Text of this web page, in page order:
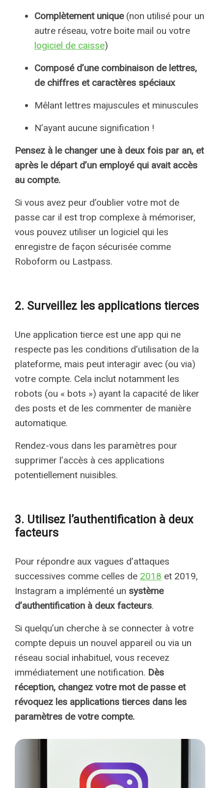
Complètement unique(non utilisé pour un
autre réseau, votre boite mail ou votre
logiciel de caisse)
Composé d’une combinaison de lettres,
de chiffres et caractères spéciaux
Mêlant lettres majuscules et minuscules
N’ayant aucune signification !
Pensez à le changer une à deux fois par an, et
après le départ d’un employé qui avait accès
au compte.
Si vous avez peur d’oublier votre mot de
passe car il est trop complexe à mémoriser,
vous pouvez utiliser un logiciel qui les
enregistre de façon sécurisée comme
Roboform ou Lastpass.
2. Surveillez les applications tierces
Une application tierce est une app qui ne
respecte pas les conditions d’utilisation de la
plateforme, mais peut interagir avec (ou via)
votre compte. Cela inclut notamment les
robots (ou « bots ») ayant la capacité de liker
des posts et de les commenter de manière
automatique.
Rendez-vous dans les paramètres pour
supprimer l’accès à ces applications
potentiellement nuisibles.
3. Utilisez l’authentification à deux
facteurs
Pour répondre aux vagues d’attaques
successives comme celles de 2018 et 2019,
Instagram a implémenté un système
d’authentification à deux facteurs.
Si quelqu’un cherche à se connecter à votre
compte depuis un nouvel appareil ou via un
réseau social inhabituel, vous recevez
immédiatement une notification. Dès
réception, changez votre mot de passe et
révoquez les applications tierces dans les
paramètres de votre compte.